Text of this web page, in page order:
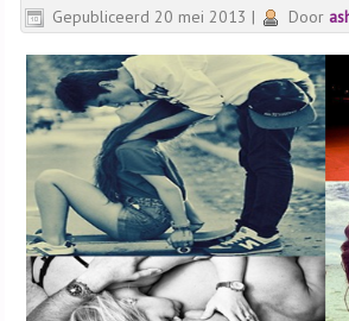
Gepubliceerd 20 mei 2013 | Door